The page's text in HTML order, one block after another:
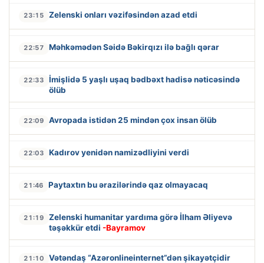
23:15 Zelenski onları vəzifəsindən azad etdi
22:57 Məhkəmədən Səidə Bəkirqızı ilə bağlı qərar
22:33
İmişlidə 5 yaşlı uşaq bədbəxt hadisə nəticəsində
ölüb
22:09 Avropada istidən 25 mindən çox insan ölüb
22:03 Kadırov yenidən namizədliyini verdi
21:46 Paytaxtın bu ərazilərində qaz olmayacaq
21:19
Zelenski humanitar yardıma görə İlham Əliyevə
təşəkkür etdi -Bayramov
21:10 Vətəndaş “Azəronlineinternet”dən şikayətçidir